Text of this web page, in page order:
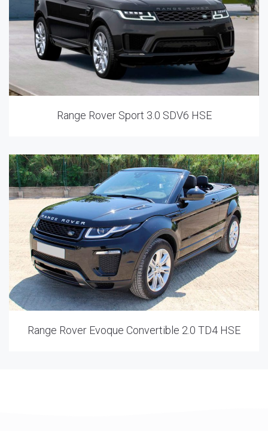
Range Rover Sport 3.0 SDV6 HSE
Range Rover Evoque Convertible 2.0 TD4 HSE